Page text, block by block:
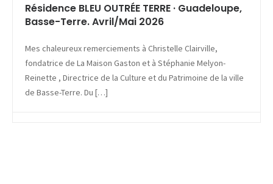
Résidence BLEU OUTRÉE TERRE · Guadeloupe,
Basse-Terre. Avril/Mai 2026
Mes chaleureux remerciements à Christelle Clairville,
fondatrice de La Maison Gaston et à Stéphanie Melyon-
Reinette , Directrice de la Culture et du Patrimoine de la ville
de Basse-Terre. Du […]